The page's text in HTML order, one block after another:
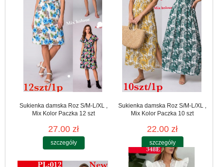
Sukienka damska Roz S/M-L/XL ,
Mix Kolor Paczka 12 szt
27.00 zł
szczegóły
Sukienka damska Roz S/M-L/XL ,
Mix Kolor Paczka 10 szt
22.00 zł
szczegóły